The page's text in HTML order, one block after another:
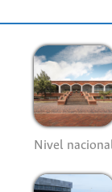
Nivel